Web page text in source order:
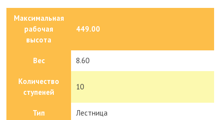
Максимальная
рабочая
высота
449.00
Вес 8.60
Количество
ступеней
10
Тип Лестница